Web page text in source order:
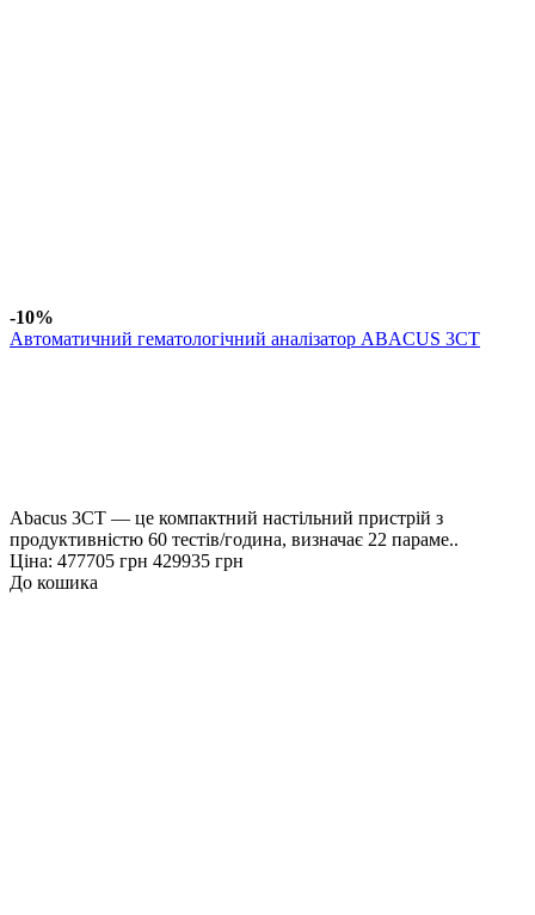
-10%
Автоматичний гематологічний аналізатор ABACUS 3CT
Abacus 3CT — це компактний настільний пристрій з
продуктивністю 60 тестів/година, визначає 22 параме..
Ціна: 477705 грн 429935 грн
До кошика